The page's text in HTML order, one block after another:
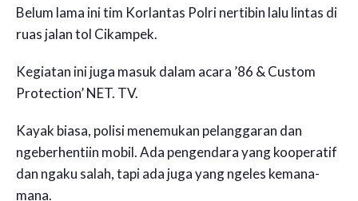
Belum lama ini tim Korlantas Polri nertibin lalu lintas di
ruas jalan tol Cikampek.
Kegiatan ini juga masuk dalam acara ’86 & Custom
Protection’ NET. TV.
Kayak biasa, polisi menemukan pelanggaran dan
ngeberhentiin mobil. Ada pengendara yang kooperatif
dan ngaku salah, tapi ada juga yang ngeles kemana-
mana.